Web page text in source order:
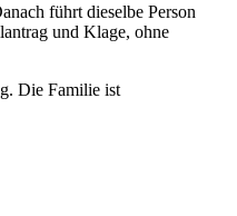
führt dieselbe Person
und Klage, ohne
Die Familie ist